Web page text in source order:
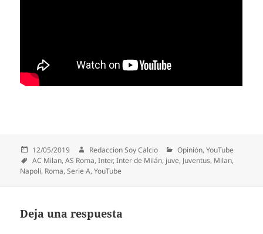
Publicado
el
12/05/2019 Autor
Redaccion Soy Calcio Categorías
Opinión,YouTube
Etiquetas
AC Milan,AS Roma,Inter,Inter de Milán, juve, Juventus, Milan,
Napoli, Roma,Serie A,YouTube
Deja una respuesta